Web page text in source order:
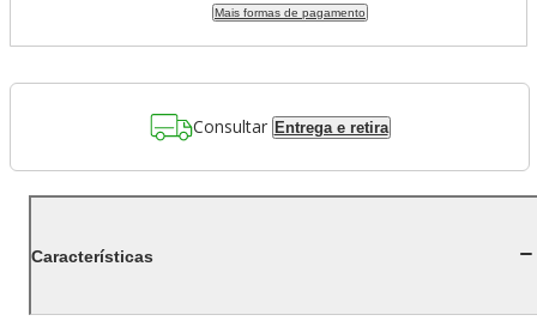
Mais formas de pagamento
Consultar Entrega e retira
Características